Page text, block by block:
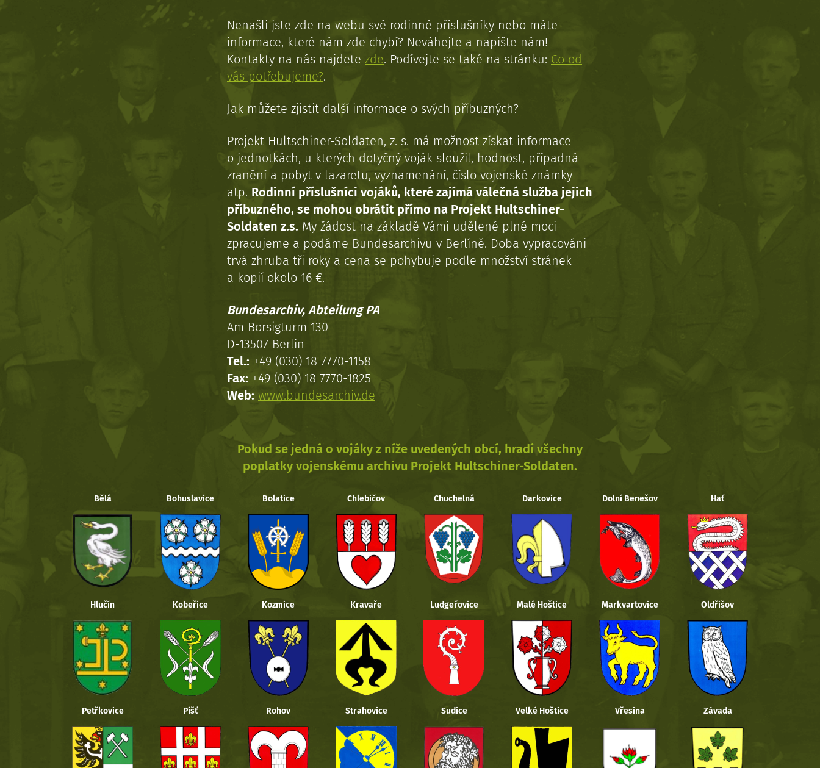
Nenašli jste zde na webu své rodinné příslušníky nebo máte
informace, které nám zde chybí? Neváhejte a napište nám!
Kontakty na nás najdete zde. Podívejte se také na stránku: Co od
vás potřebujeme?.
Jak můžete zjistit další informace o svých příbuzných?
Projekt Hultschiner-Soldaten, z. s. má možnost získat informace
o jednotkách, u kterých dotyčný voják sloužil, hodnost, případná
zranění a pobyt v lazaretu, vyznamenání, číslo vojenské známky
atp. Rodinní příslušníci vojáků, které zajímá válečná služba jejich
příbuzného, se mohou obrátit přímo na Projekt Hultschiner-
Soldaten z.s. My žádost na základě Vámi udělené plné moci
zpracujeme a podáme Bundesarchivu v Berlíně. Doba vypracováni
trvá zhruba tři roky a cena se pohybuje podle množství stránek
a kopií okolo 16 €.
Bundesarchiv, Abteilung PA
Am Borsigturm 130
D-13507 Berlin
Tel.: +49 (030) 18 7770-1158
Fax: +49 (030) 18 7770-1825
Web: www.bundesarchiv.de
Pokud se jedná o vojáky z níže uvedených obcí, hradí všechny
poplatky vojenskému archivu Projekt Hultschiner-Soldaten.
Bělá Bohuslavice Bolatice Chlebičov Chuchelná Darkovice Dolní Benešov Hať
Hlučín Kobeřice Kozmice Kravaře Ludgeřovice Malé Hoštice Markvartovice Oldřišov
Petřkovice Píšť Rohov Strahovice Sudice Velké Hoštice Vřesina Závada